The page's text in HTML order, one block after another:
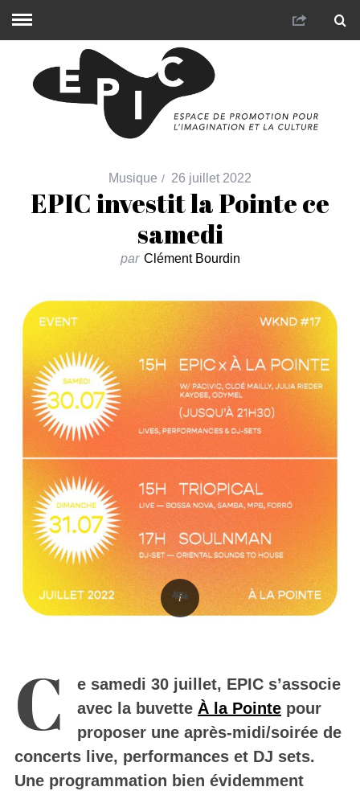
Musique 26 juillet 2022
EPIC investit la Pointe ce
samedi
par Clément Bourdin
C
e samedi 30 juillet, EPIC s’associe
avec la buvette À la Pointepour
proposer une après-midi/soirée de
concerts live, performances et DJ sets.
Une programmation bien évidemment